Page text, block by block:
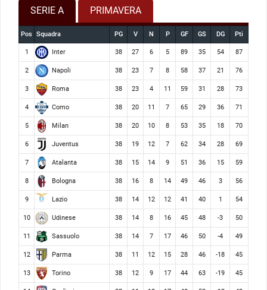
SERIE A PRIMAVERA
Pos Squadra PG V N P GF GS DG Pti
1 Inter 38 27 6 5 89 35 54 87
2 Napoli 38 23 7 8 58 37 21 76
3 Roma 38 23 4 11 59 31 28 73
4 Como 38 20 11 7 65 29 36 71
5 Milan 38 20 10 8 53 35 18 70
6 Juventus 38 19 12 7 62 34 28 69
7 Atalanta 38 15 14 9 51 36 15 59
8 Bologna 38 16 8 14 49 46 3 56
9 Lazio 38 14 12 12 41 40 1 54
10 Udinese 38 14 8 16 45 48 -3 50
11 Sassuolo 38 14 7 17 46 50 -4 49
12 Parma 38 11 12 15 28 46 -18 45
13 Torino 38 12 9 17 44 63 -19 45